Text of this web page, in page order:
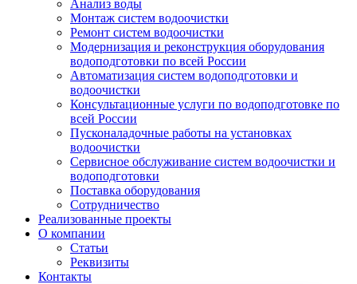
Анализ воды
Монтаж систем водоочистки
Ремонт систем водоочистки
Модернизация и реконструкция оборудования
водоподготовки по всей России
Автоматизация систем водоподготовки и
водоочистки
Консультационные услуги по водоподготовке по
всей России
Пусконаладочные работы на установках
водоочистки
Сервисное обслуживание систем водоочистки и
водоподготовки
Поставка оборудования
Сотрудничество
Реализованные проекты
О компании
Cтатьи
Реквизиты
Контакты